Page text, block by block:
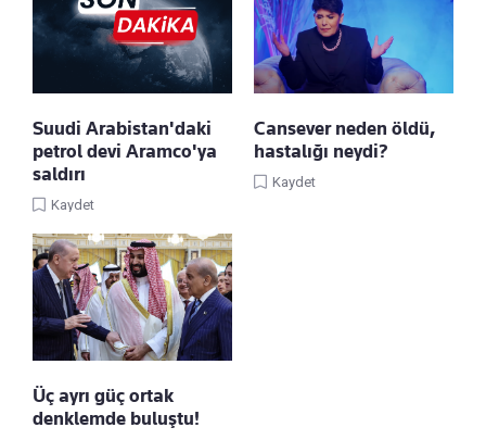
Suudi Arabistan'daki
petrol devi Aramco'ya
saldırı
Kaydet
Cansever neden öldü,
hastalığı neydi?
Kaydet
Üç ayrı güç ortak
denklemde buluştu!